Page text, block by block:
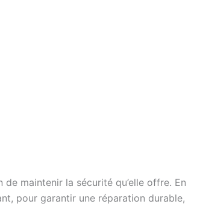
maintenir la sécurité qu’elle offre. En
pour garantir une réparation durable,